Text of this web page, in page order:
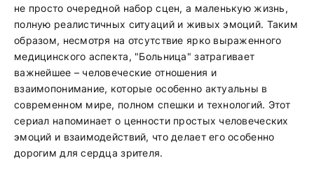
не просто очередной набор сцен, а маленькую жизнь,
полную реалистичных ситуаций и живых эмоций. Таким
образом, несмотря на отсутствие ярко выраженного
медицинского аспекта, "Больница" затрагивает
важнейшее – человеческие отношения и
взаимопонимание, которые особенно актуальны в
современном мире, полном спешки и технологий. Этот
сериал напоминает о ценности простых человеческих
эмоций и взаимодействий, что делает его особенно
дорогим для сердца зрителя.